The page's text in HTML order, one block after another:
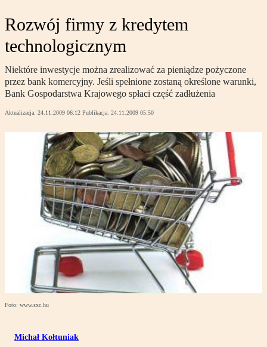
Rozwój firmy z kredytem
technologicznym
Niektóre inwestycje można zrealizować za pieniądze pożyczone
przez bank komercyjny. Jeśli spełnione zostaną określone warunki,
Bank Gospodarstwa Krajowego spłaci część zadłużenia
Aktualizacja: 24.11.2009 06:12 Publikacja: 24.11.2009 05:50
Foto: www.sxc.hu
Michał Kołtuniak